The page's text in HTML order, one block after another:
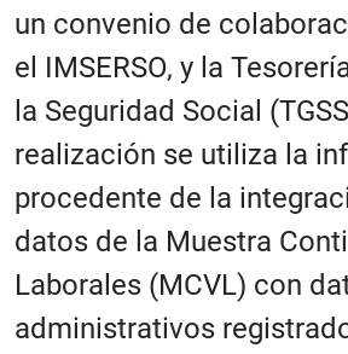
un convenio de
el IMSERSO, y la
la Seguridad Social
realización se utiliza la
procedente de la
datos de la Muestra
Laborales (MCVL) con
administrativos